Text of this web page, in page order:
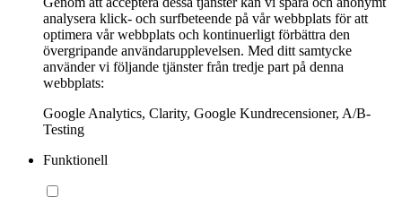
analysera klick- och surfbeteende på vår webbplats för att
optimera vår webbplats och kontinuerligt förbättra den
övergripande användarupplevelsen. Med ditt samtycke
använder vi följande tjänster från tredje part på denna
webbplats:
Google Analytics, Clarity, Google Kundrecensioner, A/B-
Testing
Funktionell